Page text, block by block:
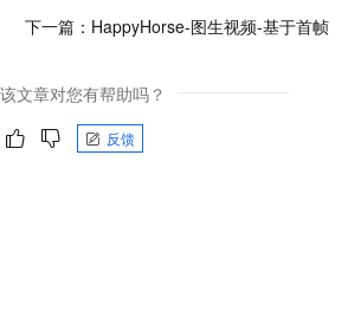
下一篇： HappyHorse-图生视频-基于首帧
该文章对您有帮助吗？
反馈